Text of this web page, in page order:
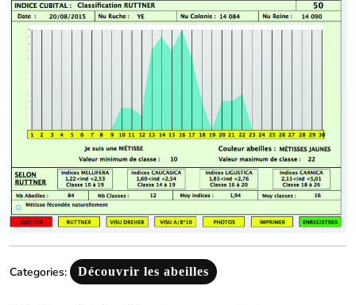
2022
Categories: Découvrir les abeilles